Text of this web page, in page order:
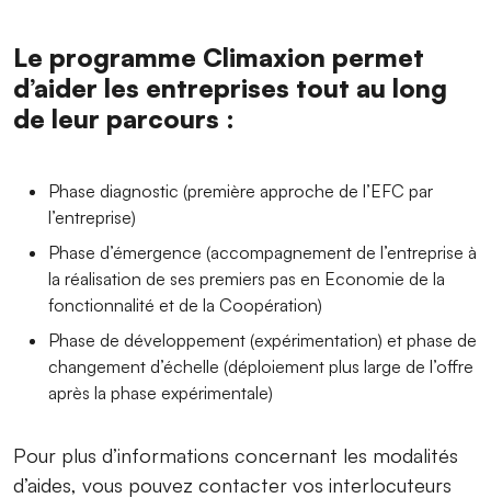
Le programme Climaxion permet
d’aider les entreprises tout au long
de leur parcours :
Phase diagnostic (première approche de l’EFC par
l’entreprise)
Phase d’émergence (accompagnement de l’entreprise à
la réalisation de ses premiers pas en Economie de la
fonctionnalité et de la Coopération)
Phase de développement (expérimentation) et phase de
changement d’échelle (déploiement plus large de l’offre
après la phase expérimentale)
Pour plus d’informations concernant les modalités
d’aides, vous pouvez contacter vos interlocuteurs